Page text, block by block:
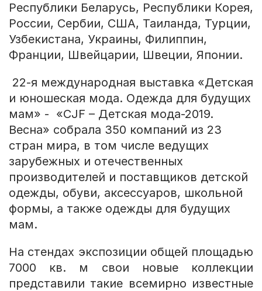
Республики Беларусь, Республики Корея,
России, Сербии, США, Таиланда, Турции,
Узбекистана, Украины, Филиппин,
Франции, Швейцарии, Швеции, Японии.
22-я международная выставка «Детская
и юношеская мода. Одежда для будущих
мам» - «CJF – Детская мода-2019.
Весна» собрала 350 компаний из 23
стран мира, в том числе ведущих
зарубежных и отечественных
производителей и поставщиков детской
одежды, обуви, аксессуаров, школьной
формы, а также одежды для будущих
мам.
На стендах экспозиции общей площадью
7000 кв. м свои новые коллекции
представили такие всемирно известные